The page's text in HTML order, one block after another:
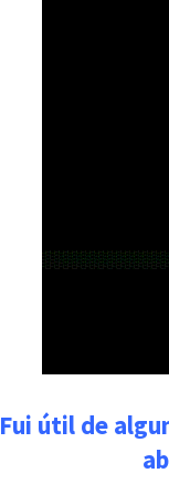
Fui útil de